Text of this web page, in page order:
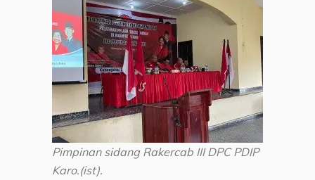
Pimpinan sidang Rakercab III DPC PDIP
Karo.(ist).